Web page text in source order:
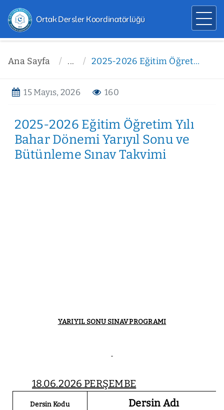
Ortak Dersler Koordinatörlüğü
Ana Sayfa ... 2025-2026 Eğitim Öğretim Yılı Bahar Dönemi Yarıyıl Sonu ve Bütünleme Sınav Takvimi
15 Mayıs, 2026 160
2025-2026 Eğitim Öğretim Yılı
Bahar Dönemi Yarıyıl Sonu ve
Bütünleme Sınav Takvimi
YARIYIL SONUSINAVPROGRAMI
18.06.2026 PERŞEMBE
Dersin Kodu Dersin Adı